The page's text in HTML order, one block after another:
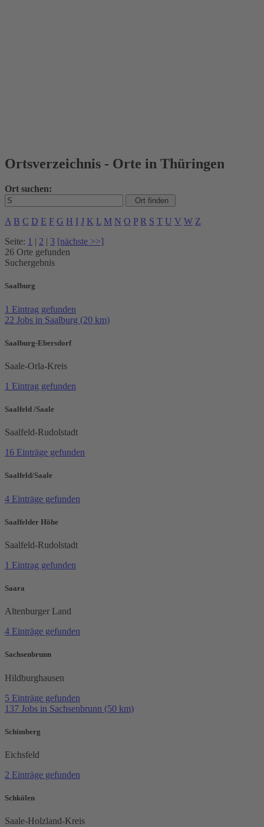
Ortsverzeichnis - Orte in Thüringen
Ort suchen:
A B C D E F G H I J K L M N O P R S T U V W Z
Seite: 1 | 2 | 3 [nächste >>]
26 Orte gefunden
Suchergebnis
Saalburg
1 Eintrag gefunden
22 Jobs in Saalburg (20 km)
Saalburg-Ebersdorf
Saale-Orla-Kreis
1 Eintrag gefunden
Saalfeld /Saale
Saalfeld-Rudolstadt
16 Einträge gefunden
Saalfeld/Saale
4 Einträge gefunden
Saalfelder Höhe
Saalfeld-Rudolstadt
1 Eintrag gefunden
Saara
Altenburger Land
4 Einträge gefunden
Sachsenbrunn
Hildburghausen
5 Einträge gefunden
137 Jobs in Sachsenbrunn (50 km)
Schimberg
Eichsfeld
2 Einträge gefunden
Schkölen
Saale-Holzland-Kreis